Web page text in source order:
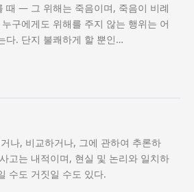
때 — 그 위해는 죽음이며, 죽음이 비례
구에게도 위해를 주지 않는 행위는 어
다. 단지 불쾌하게 할 뿐인…
나, 비교하거나, 그에 관하여 추론하
고는 내적이며, 현실 및 논리와 일치하
수도 거짓일 수도 있다.